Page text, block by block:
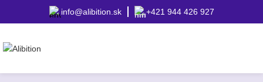
info@alibition.sk +421 944 426 927